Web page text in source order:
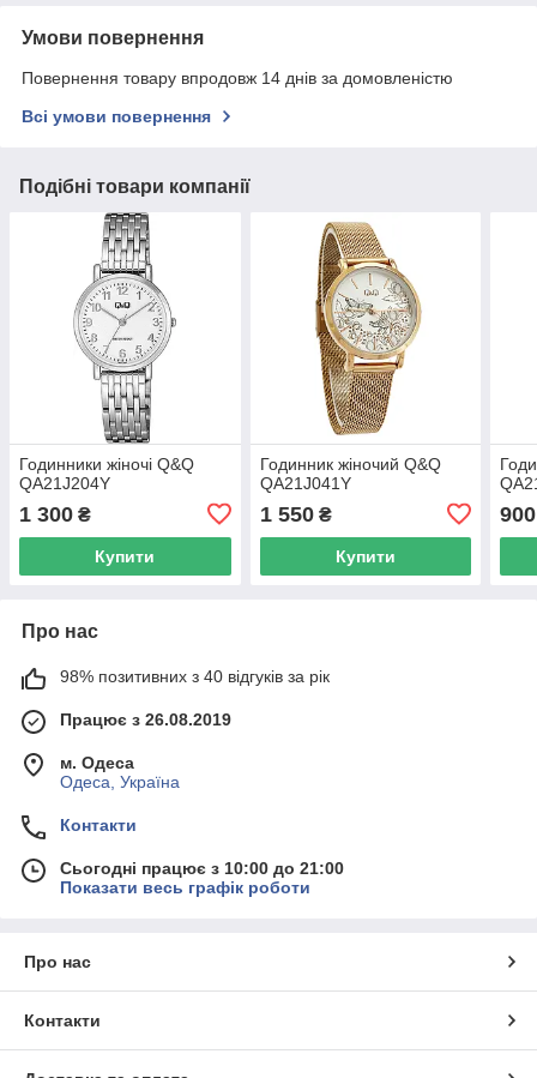
Умови повернення
Повернення товару впродовж 14 днів за домовленістю
Всі умови повернення
Подібні товари компанії
Годинники жіночі Q&Q
QA21J204Y
1 300 ₴
Купити
Годинник жіночий Q&Q
QA21J041Y
1 550₴
Купити
900
Про нас
98% позитивних з 40 відгуків за рік
Працює з 26.08.2019
м. Одеса
Одеса, Україна
Контакти
Сьогодні працює з 10:00 до 21:00
Показати весь графік роботи
Про нас
Контакти